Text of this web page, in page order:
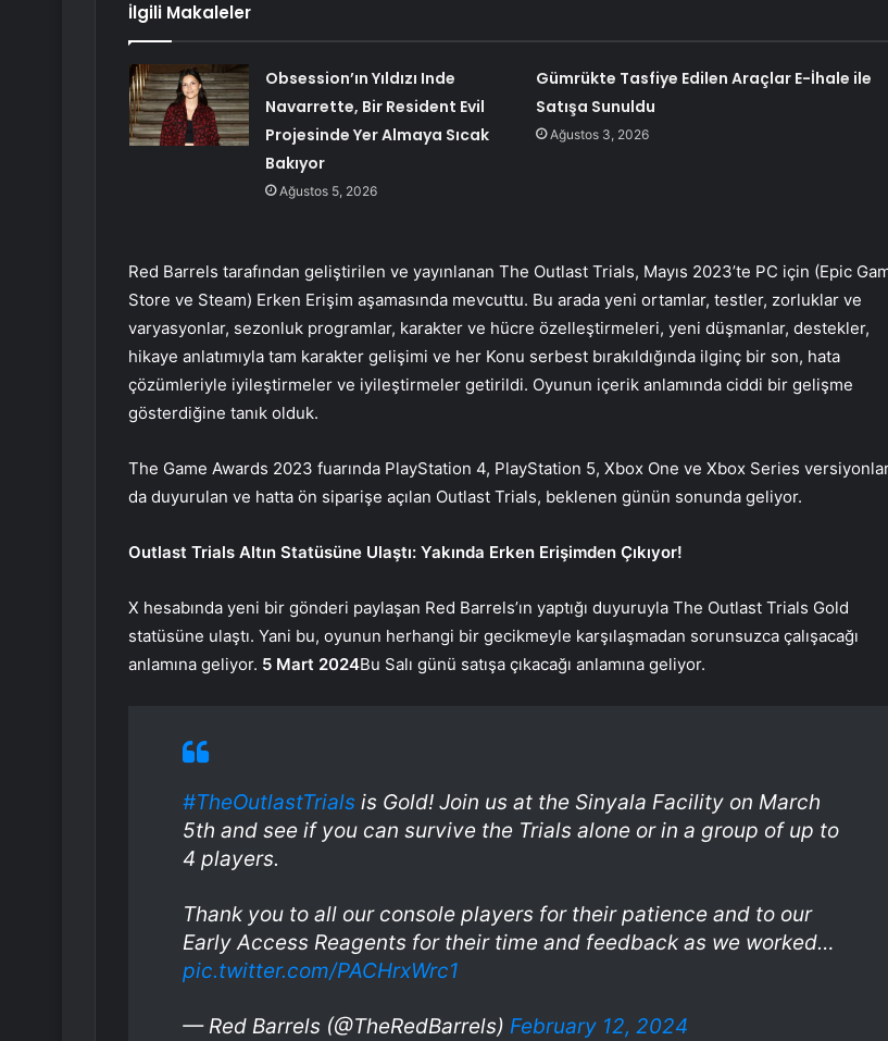
İlgili Makaleler
Obsession’ın Yıldızı Inde
Navarrette, Bir Resident Evil
Projesinde Yer Almaya Sıcak
Bakıyor
Ağustos 5, 2026
Gümrükte Tasfiye Edilen Araçlar E-İhale ile
Satışa Sunuldu
Ağustos 3, 2026
Red Barrels tarafından geliştirilen ve yayınlanan The Outlast Trials, Mayıs 2023’te PC için (Epic
Store ve Steam) Erken Erişim aşamasında mevcuttu. Bu arada yeni ortamlar, testler, zorluklar ve
varyasyonlar, sezonluk programlar, karakter ve hücre özelleştirmeleri, yeni düşmanlar, destekler,
hikaye anlatımıyla tam karakter gelişimi ve her Konu serbest bırakıldığında ilginç bir son, hata
çözümleriyle iyileştirmeler ve iyileştirmeler getirildi. Oyunun içerik anlamında ciddi bir gelişme
gösterdiğine tanık olduk.
The Game Awards 2023 fuarında PlayStation 4, PlayStation 5, Xbox One ve Xbox Series
da duyurulan ve hatta ön siparişe açılan Outlast Trials, beklenen günün sonunda geliyor.
Outlast Trials Altın Statüsüne Ulaştı: Yakında Erken Erişimden Çıkıyor!
X hesabında yeni bir gönderi paylaşan Red Barrels’ın yaptığı duyuruyla The Outlast Trials Gold
statüsüne ulaştı. Yani bu, oyunun herhangi bir gecikmeyle karşılaşmadan sorunsuzca çalışacağı
anlamına geliyor. 5 Mart 2024Bu Salı günü satışa çıkacağı anlamına geliyor.
#TheOutlastTrials is Gold! Join us at the Sinyala Facility on March
5th and see if you can survive the Trials alone or in a group of up to
4 players.
Thank you to all our console players for their patience and to our
Early Access Reagents for their time and feedback as we worked…
pic.twitter.com/PACHrxWrc1
— Red Barrels (@TheRedBarrels) February 12, 2024